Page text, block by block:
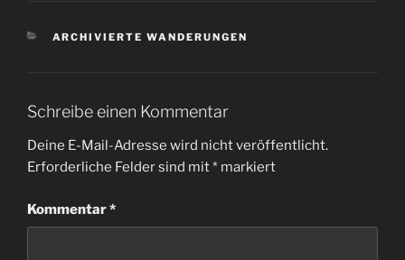
KATEGORIEN
ARCHIVIERTE WANDERUNGEN
Schreibe einen Kommentar
Deine E-Mail-Adresse wird nicht veröffentlicht.
Erforderliche Felder sind mit* markiert
Kommentar*